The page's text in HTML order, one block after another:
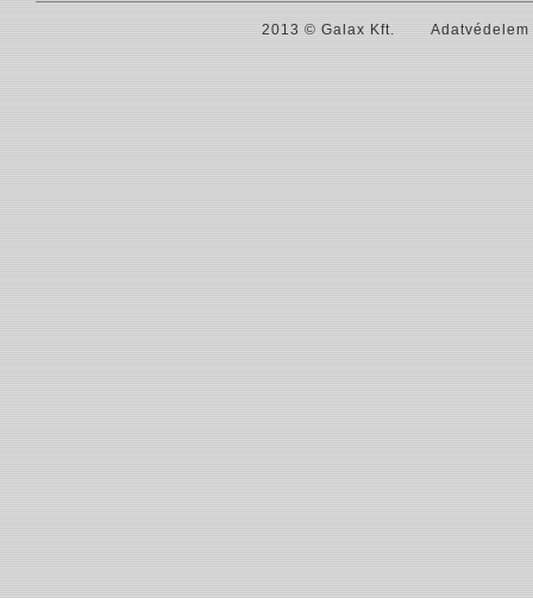
2013 © Galax Kft. Adatvédelem